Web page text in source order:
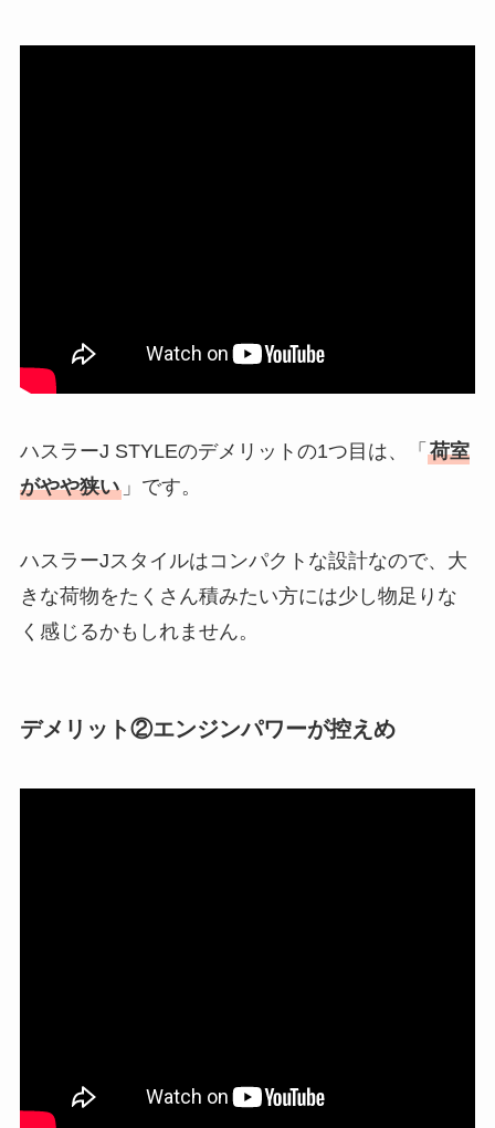
ハスラーJ STYLEのデメリットの1つ目は、「 荷室
がやや狭い」です。
ハスラーJスタイルはコンパクトな設計なので、大
きな荷物をたくさん積みたい方には少し物足りな
く感じるかもしれません。
デメリット②エンジンパワーが控えめ